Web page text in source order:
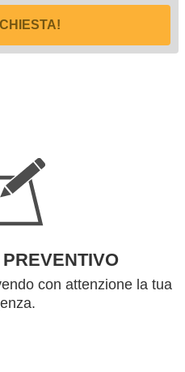
con attenzione la tua